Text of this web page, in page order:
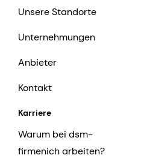
Unsere Standorte
Unternehmungen
Anbieter
Kontakt
Karriere
Warum bei dsm-
firmenich arbeiten?